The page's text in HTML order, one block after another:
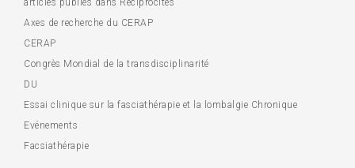
articles publiés dans Réciprocités
Axes de recherche du CERAP
CERAP
Congrès Mondial de la transdisciplinarité
DU
Essai clinique sur la fasciathérapie et la lombalgie Chronique
Evénements
Facsiathérapie